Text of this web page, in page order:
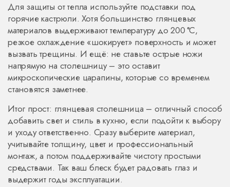
Для защиты от тепла используйте подставки под
горячие кастрюли. Хотя большинство глянцевых
материалов выдерживают температуру до 200 °C,
резкое охлаждение «шокирует» поверхность и может
вызвать трещины. И ещё: не ставьте острые ножи
напрямую на столешницу – это оставит
микроскопические царапины, которые со временем
становятся заметнее.
Итог прост: глянцевая столешница – отличный способ
добавить свет и стиль в кухню, если подойти к выбору
и уходу ответственно. Сразу выберите материал,
учитывайте толщину, цвет и профессиональный
монтаж, а потом поддерживайте чистоту простыми
средствами. Так ваш блеск будет радовать глаз и
выдержит годы эксплуатации.